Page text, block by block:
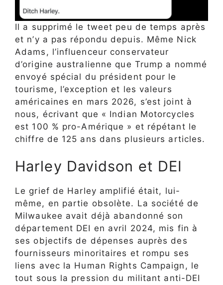
Il a supprimé le tweet peu de temps après
et n’y a pas répondu depuis. Même Nick
Adams, l’influenceur conservateur
d’origine australienne que Trump a nommé
envoyé spécial du président pour le
tourisme, l’exception et les valeurs
américaines en mars 2026, s’est joint à
nous, écrivant que « Indian Motorcycles
est 100 % pro-Amérique » et répétant le
chiffre de 125 ans dans plusieurs articles.
Harley Davidson et DEI
Le grief de Harley amplifié était, lui-
même, en partie obsolète. La société de
Milwaukee avait déjà abandonné son
département DEI en avril 2024, mis fin à
ses objectifs de dépenses auprès des
fournisseurs minoritaires et rompu ses
liens avec la Human Rights Campaign, le
tout sous la pression du militant anti-DEI